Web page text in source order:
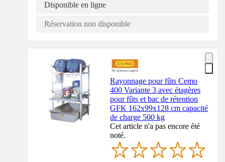
Disponible en ligne
Réservation non disponible
Rayonnage pour fûts Cemo
400 Variante 3 avec étagères
pour fûts et bac de rétention
GFK 162x99x128 cm capacité
de charge 500 kg
Cet article n'a pas encore été
noté.